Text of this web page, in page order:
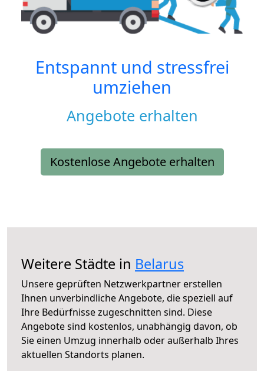
Entspannt und stressfrei
umziehen
Angebote erhalten
Kostenlose Angebote erhalten
Weitere Städte in Belarus
Unsere geprüften Netzwerkpartner erstellen
Ihnen unverbindliche Angebote, die speziell auf
Ihre Bedürfnisse zugeschnitten sind. Diese
Angebote sind kostenlos, unabhängig davon, ob
Sie einen Umzug innerhalb oder außerhalb Ihres
aktuellen Standorts planen.